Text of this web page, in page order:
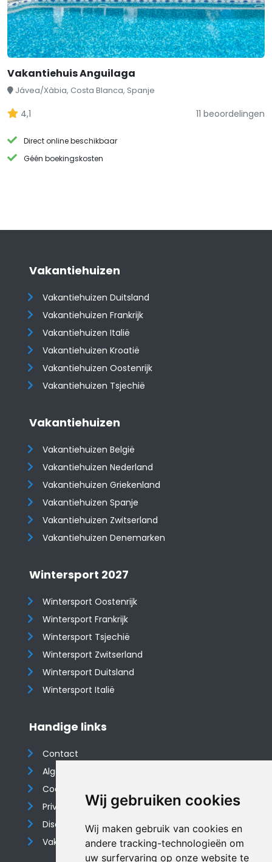
Wij gebruiken cookies
Wij maken gebruik van cookies en
andere tracking-technologieën om
uw surfervaring op onze website te
Vakantiehuis Anguilaga
Jávea/Xàbia, Costa Blanca, Spanje
4,1 11 beoordelingen
Direct online beschikbaar
Géén boekingskosten
Vakantiehuizen
Vakantiehuizen Duitsland
Vakantiehuizen Frankrijk
Vakantiehuizen Italië
Vakantiehuizen Kroatië
​​​​​​​Vakantiehuizen Oostenrijk
Vakantiehuizen Tsjechië
Vakantiehuizen
Vakantiehuizen België
Vakantiehuizen Nederland
Vakantiehuizen Griekenland
Vakantiehuizen Spanje
​​​​​​​Vakantiehuizen Zwitserland
Vakantiehuizen Denemarken
Wintersport 2027
Wintersport Oostenrijk
Wintersport Frankrijk
Wintersport Tsjechië
Wintersport Zwitserland
Wintersport Duitsland
Wintersport Italië
Handige links
Contact
Algemene voorwaarden
Cookieverklaring
Privacyverklaring
Disclaimer
Vakantiehuis website